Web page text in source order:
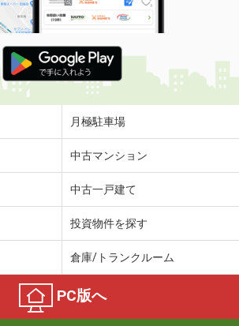
月極駐車場
中古マンション
中古一戸建て
投資物件を探す
倉庫/トランクルーム
PC版へ